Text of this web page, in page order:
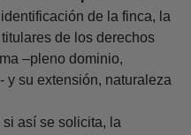
de la finca, la
de los derechos
–pleno dominio,
y su extensión, naturaleza
así se solicita, la